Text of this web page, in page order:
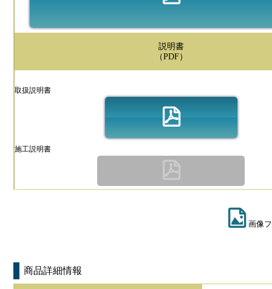
説明書
（PDF）
取扱説明書
施工説明書
画像
商品詳細情報